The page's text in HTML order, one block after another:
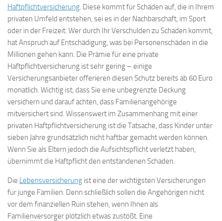
Haftpflichtversicherung. Diese kommt für Schäden auf, die in Ihrem
privaten Umfeld entstehen, sei es in der Nachbarschaft, im Sport
oder in der Freizeit. Wer durch Ihr Verschulden zu Schaden kommt,
hat Anspruch auf Entschädigung, was bei Personenschäden in die
Millionen gehen kann. Die Prämie für eine private
Haftpflichtversicherung ist sehr gering – einige
Versicherungsanbieter offerieren diesen Schutz bereits ab 60 Euro
monatlich. Wichtig ist, dass Sie eine unbegrenzte Deckung
versichern und darauf achten, dass Familienangehörige
mitversichert sind. Wissenswert im Zusammenhang mit einer
privaten Haftpflichtversicherung ist die Tatsache, dass Kinder unter
sieben Jahre grundsätzlich nicht haftbar gemacht werden können.
Wenn Sie als Eltern jedoch die Aufsichtspflicht verletzt haben,
übernimmt die Haftpflicht den entstandenen Schaden.
Die Lebensversicherung ist eine der wichtigsten Versicherungen
für junge Familien. Denn schließlich sollen die Angehörigen nicht
vor dem finanziellen Ruin stehen, wenn Ihnen als
Familienversorger plötzlich etwas zustößt. Eine